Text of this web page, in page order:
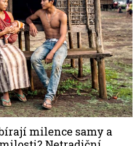
milence samy a